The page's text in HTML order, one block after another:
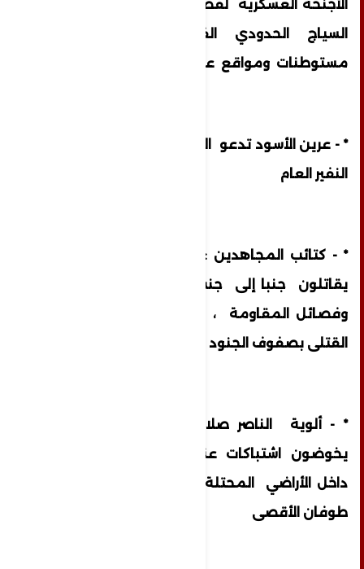
الأجنحة العسكرية لفصائل المقاومة تقتحم
السياج الحدودي الفاصل والتسلل إلى
مستوطنات ومواقع عسكرية إسرائيلية
* - عرين الأسود تدعو الشعب الفلسطيني إلى
النفير العام
* - كتائب المجاهدين : مجاهدونا بالميدان
يقاتلون جنبا إلى جنب مع كتائب القسام
وفصائل المقاومة ، ويوقعون العديد من
القتلى بصفوف الجنود الإسرائيليين
* - ألوية الناصر صلاح الدين : مجاهدونا
يخوضون اشتباكات عنيفة مع جنود العدو
داخل الأراضي المحتلة ويشاركون في معركة
طوفان الأقصى